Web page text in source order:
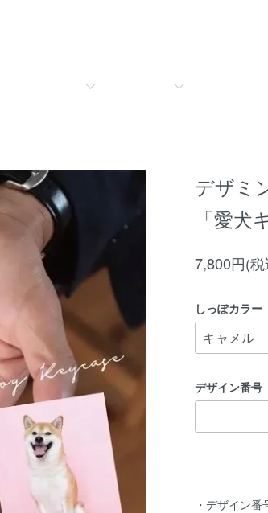
デザミ
「愛犬
7,800円(
しっぽカラー
デザイン番号
・デザイン